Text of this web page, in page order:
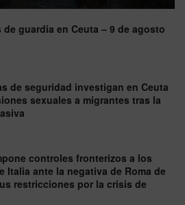
de guardia en Ceuta – 9 de agosto
de seguridad investigan en Ceuta
sexuales a migrantes tras la
controles fronterizos a los
Italia ante la negativa de Roma de
restricciones por la crisis de